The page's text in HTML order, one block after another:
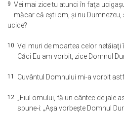
9 Vei mai zice tu atunci în faţa
măcar că eşti om, şi nu
ucide?
10 Vei muri de moartea celor netăiaţi
Căci Eu am vorbit, zice Domnul
11 Cuvântul Domnului mi-a vorbit
12 „Fiul omului, fă un cântec de jale
spune-i: „Aşa vorbeşte Domnul